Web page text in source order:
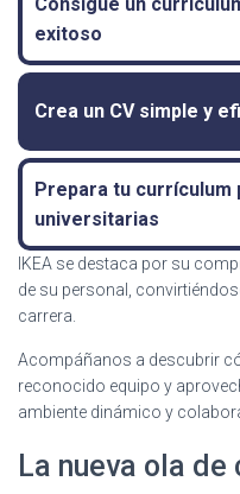
exitoso
Crea un CV simple y
Prepara tu currículum
universitarias
IKEA se destaca por su
de su personal,
carrera.
Acompáñanos a descubrir
reconocido equipo y
ambiente dinámico y
La nueva ola